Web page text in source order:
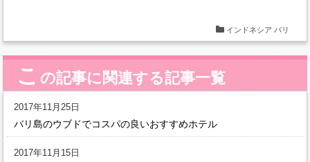
インドネシア バリ
この記事に関連する記事一覧
2017年11月25日
バリ島のウブドでコスパの良いおすすめホテル
2017年11月15日